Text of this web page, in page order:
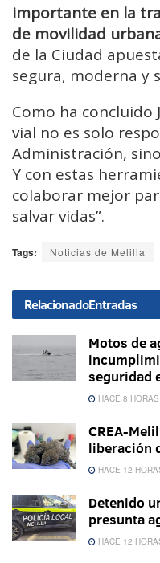
importante en la
de movilidad
de la Ciudad
segura, moderna y
Como ha concluido
vial no es solo
Administración,
Y con estas
colaborar mejor
salvar vidas”.
Tags: Noticias de Melilla
RelacionadoEntradas
Motos de
seguridad
HACE 8 HORAS
CREA-
liberación
HACE 12
Detenido
presunta
HACE 12